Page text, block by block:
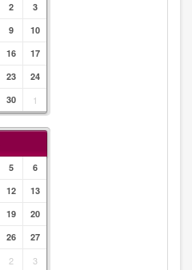
2
3
9
10
16
17
23
24
30 1
5
6
12
13
19
20
26
27
2 3